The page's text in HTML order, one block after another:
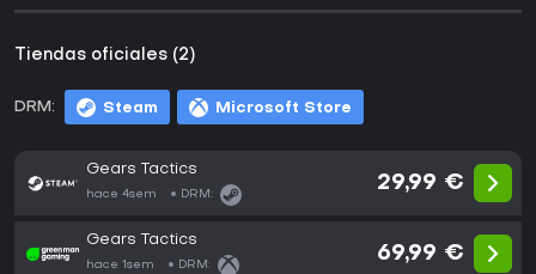
Tiendas oficiales (2)
DRM: Steam Microsoft Store
Gears Tactics
hace 4sem DRM:
29,99 €
Gears Tactics
hace 1sem DRM:
69,99 €